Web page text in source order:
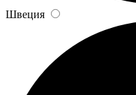
Швеция